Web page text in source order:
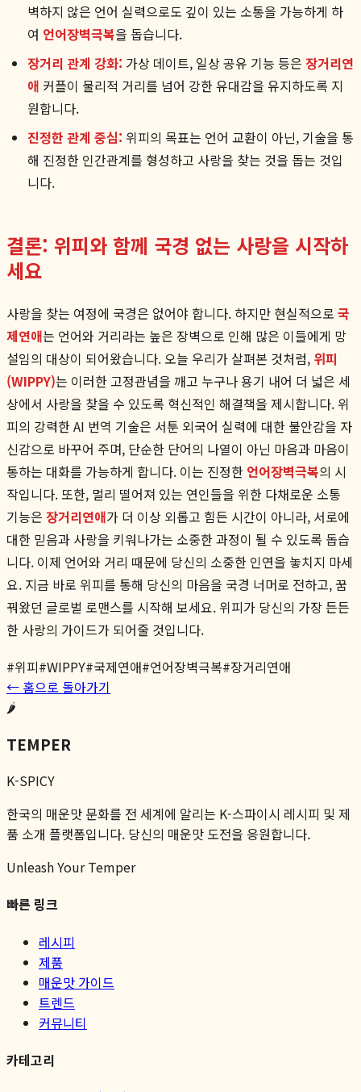
벽하지 않은 언어 실력으로도 깊이 있는 소통을 가능하게 하
여 언어장벽극복을 돕습니다.
장거리 관계 강화: 가상 데이트, 일상 공유 기능 등은 장거리연
애 커플이 물리적 거리를 넘어 강한 유대감을 유지하도록 지
원합니다.
진정한 관계 중심: 위피의 목표는 언어 교환이 아닌, 기술을 통
해 진정한 인간관계를 형성하고 사랑을 찾는 것을 돕는 것입
니다.
결론: 위피와 함께 국경 없는 사랑을 시작하
세요
사랑을 찾는 여정에 국경은 없어야 합니다. 하지만 현실적으로 국
제연애는 언어와 거리라는 높은 장벽으로 인해 많은 이들에게 망
설임의 대상이 되어왔습니다. 오늘 우리가 살펴본 것처럼, 위피
(WIPPY)는 이러한 고정관념을 깨고 누구나 용기 내어 더 넓은 세
상에서 사랑을 찾을 수 있도록 혁신적인 해결책을 제시합니다. 위
피의 강력한 AI 번역 기술은 서툰 외국어 실력에 대한 불안감을 자
신감으로 바꾸어 주며, 단순한 단어의 나열이 아닌 마음과 마음이
통하는 대화를 가능하게 합니다. 이는 진정한 언어장벽극복의 시
작입니다. 또한, 멀리 떨어져 있는 연인들을 위한 다채로운 소통
기능은 장거리연애가 더 이상 외롭고 힘든 시간이 아니라, 서로에
대한 믿음과 사랑을 키워나가는 소중한 과정이 될 수 있도록 돕습
니다. 이제 언어와 거리 때문에 당신의 소중한 인연을 놓치지 마세
요. 지금 바로 위피를 통해 당신의 마음을 국경 너머로 전하고, 꿈
꿔왔던 글로벌 로맨스를 시작해 보세요. 위피가 당신의 가장 든든
한 사랑의 가이드가 되어줄 것입니다.
#위피#WIPPY#국제연애#언어장벽극복#장거리연애
← 홈으로 돌아가기
🌶️
TEMPER
K-SPICY
한국의 매운맛 문화를 전 세계에 알리는 K-스파이시 레시피 및 제
품 소개 플랫폼입니다. 당신의 매운맛 도전을 응원합니다.
Unleash Your Temper
빠른 링크
레시피
제품
매운맛 가이드
트렌드
커뮤니티
카테고리